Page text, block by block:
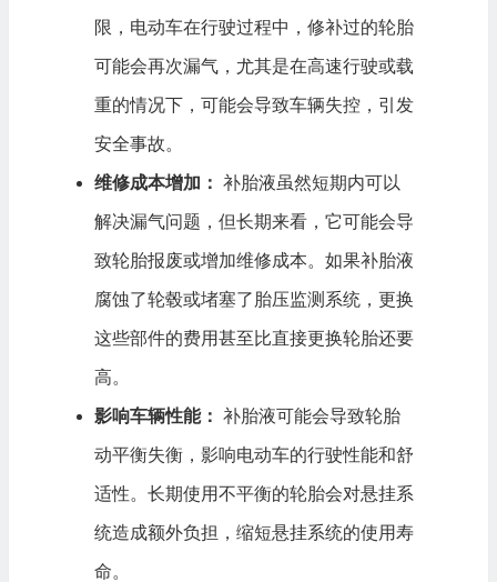
限，电动车在行驶过程中，修补过的轮胎
可能会再次漏气，尤其是在高速行驶或载
重的情况下，可能会导致车辆失控，引发
安全事故。
维修成本增加： 补胎液虽然短期内可以
解决漏气问题，但长期来看，它可能会导
致轮胎报废或增加维修成本。如果补胎液
腐蚀了轮毂或堵塞了胎压监测系统，更换
这些部件的费用甚至比直接更换轮胎还要
高。
影响车辆性能： 补胎液可能会导致轮胎
动平衡失衡，影响电动车的行驶性能和舒
适性。长期使用不平衡的轮胎会对悬挂系
统造成额外负担，缩短悬挂系统的使用寿
命。